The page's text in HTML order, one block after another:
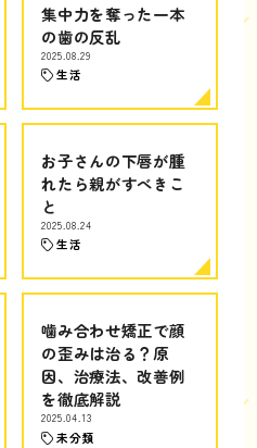
集中力を奪った一本
の歯の反乱
2025.08.29
生活
お子さんの下唇が腫
れたら親がすべきこ
と
2025.08.24
生活
噛み合わせ矯正で顔
の歪みは治る？原
因、治療法、改善例
を徹底解説
2025.04.13
未分類